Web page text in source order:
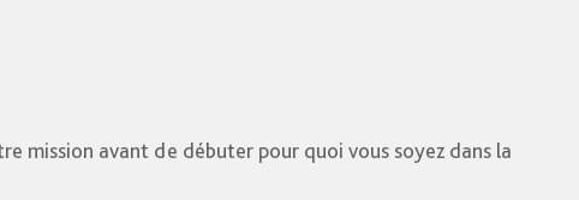
mission avant de débuter pour quoi vous soyez dans la